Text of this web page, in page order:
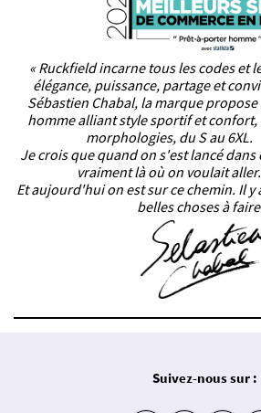
« Ruckfield incarne tous les codes et
élégance, puissance, partage et
Sébastien Chabal, la marque
homme alliant style sportif et confort,
morphologies, du S au 6XL.
Je crois que quand on s'est lancé
vraiment là où on voulait
Et aujourd'hui on est sur ce chemin. Il y
belles choses à
Suivez-nous sur :